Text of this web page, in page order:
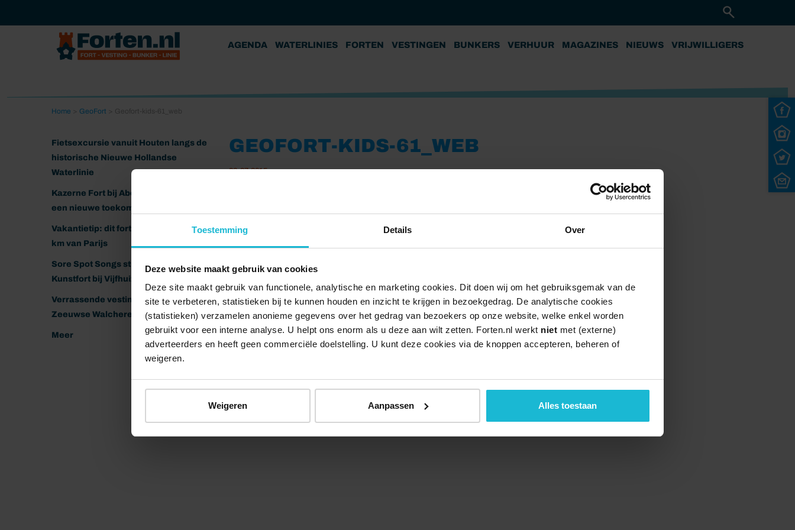
Toestemming Details Over
Deze website maakt gebruik van cookies
Deze site maakt gebruik van functionele, analytische en marketing cookies. Dit doen wij om het gebruiksgemak van de
site te verbeteren, statistieken bij te kunnen houden en inzicht te krijgen in bezoekgedrag. De analytische cookies
(statistieken) verzamelen anonieme gegevens over het gedrag van bezoekers op onze website, welke enkel worden
gebruikt voor een interne analyse. U helpt ons enorm als u deze aan wilt zetten. Forten.nl werkt niet met (externe)
adverteerders en heeft geen commerciële doelstelling. U kunt deze cookies via de knoppen accepteren, beheren of
weigeren.
Weigeren Aanpassen Alles toestaan
AGENDA WATERLINIES FORTEN VESTINGEN BUNKERS VERHUUR MAGAZINES NIEUWS VRIJWILLIGERS
Home GeoFort
Fietsexcursie vanuit Houten langs de
historische Nieuwe Hollandse
Waterlinie
Kazerne Fort bij Abcoude klaar voor
een nieuwe toekomst
Vakantietip: dit fort ligt nog geen 20
km van Parijs
Sore Spot Songs strijkt neer op het
Kunstfort bij Vijfhuizen
Verrassende vestingen van het
Zeeuwse Walcheren
Meer
GEOFORT-KIDS-61_WEB
06-07-2015
© 2026 Stichting Forten Nederland Over ons Doneer nu Disclaimer Contact Forten.nl wordt ondersteund door de